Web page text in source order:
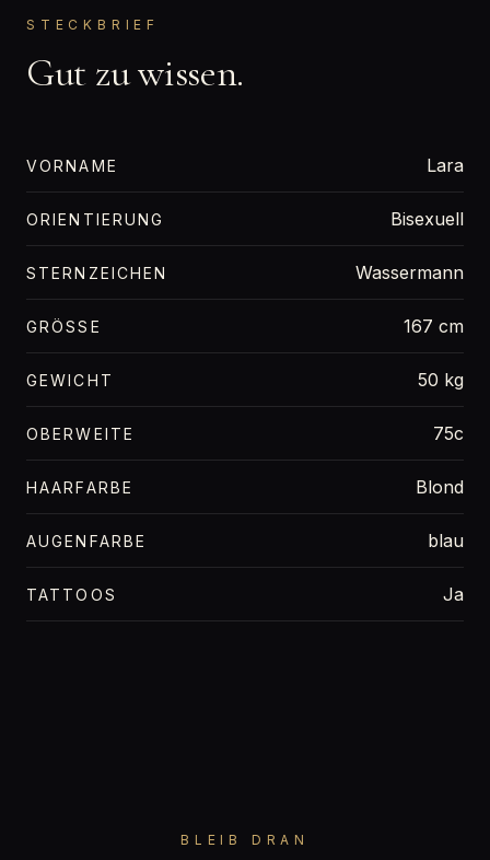
STECKBRIEF
Gut zu wissen.
VORNAME Lara
ORIENTIERUNG Bisexuell
STERNZEICHEN Wassermann
GRÖSSE 167 cm
GEWICHT 50 kg
OBERWEITE 75c
HAARFARBE Blond
AUGENFARBE blau
TATTOOS Ja
BLEIB DRAN